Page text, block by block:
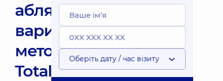
абляція
варикозу
методикою
Total
Оберіть дату / час візиту